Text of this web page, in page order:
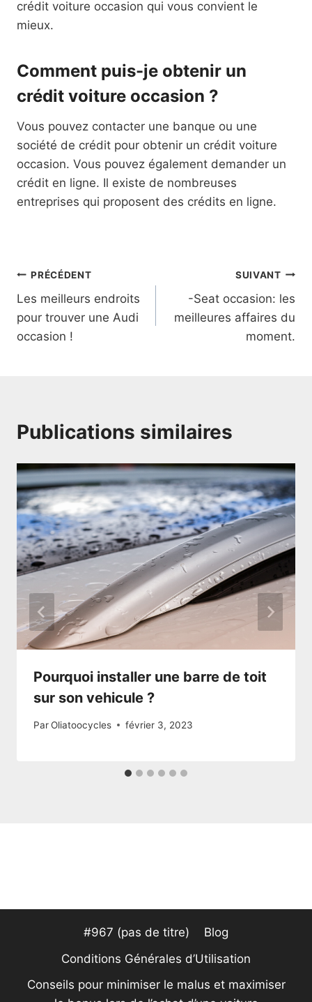
crédit voiture occasion qui vous convient le
mieux.
Comment puis-je obtenir un
crédit voiture occasion ?
Vous pouvez contacter une banque ou une
société de crédit pour obtenir un crédit voiture
occasion. Vous pouvez également demander un
crédit en ligne. Il existe de nombreuses
entreprises qui proposent des crédits en ligne.
Navigation
de
l’article
PRÉCÉDENT
Les meilleurs endroits
pour trouver une Audi
occasion !
SUIVANT
-Seat occasion: les
meilleures affaires du
moment.
Publications similaires
Pourquoi installer une barre de toit
sur son vehicule ?
ParOliatoocycles février 3, 2023
#967 (pas de titre)
Blog
Conditions Générales d’Utilisation
Conseils pour minimiser le malus et maximiser